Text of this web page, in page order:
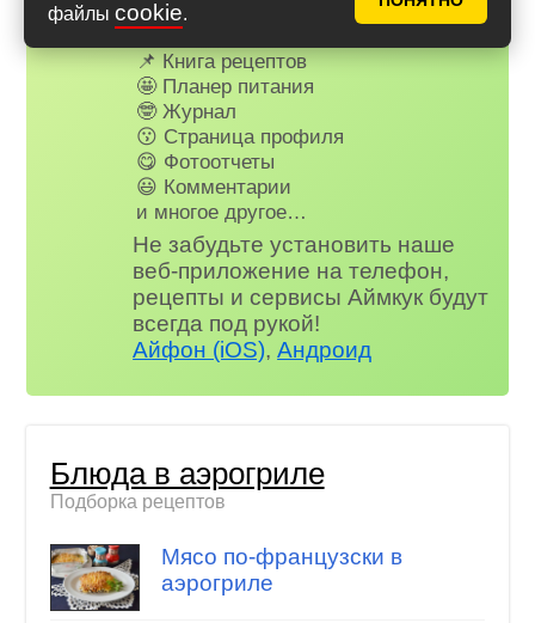
файлы cookie.
Для всех, кто в клубе...
✅ Почти нет рекламы
📌 Книга рецептов
🤩 Планер питания
🤓 Журнал
😗 Страница профиля
😋 Фотоотчеты
😃 Комментарии
и многое другое…
Не забудьте установить наше
веб-приложение на телефон,
рецепты и сервисы Аймкук будут
всегда под рукой!
Айфон (iOS),Андроид
Блюда в аэрогриле
Подборка рецептов
Мясо по-французски в
аэрогриле